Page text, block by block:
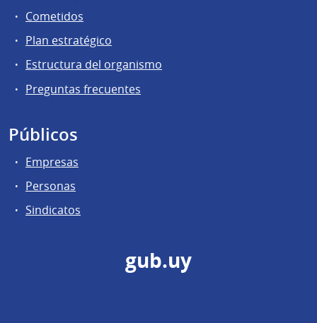
Cometidos
Plan estratégico
Estructura del organismo
Preguntas frecuentes
Públicos
Empresas
Personas
Sindicatos
gub.uy